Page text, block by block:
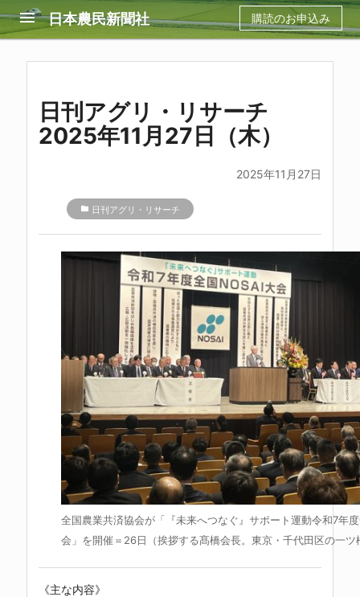
menu 日本農民新聞社 購読のお申込み
日刊アグリ・リサーチ
2025年11月27日（木）
2025年11月27日
folder 日刊アグリ・リサーチ
全国農業共済協会が「『未来へつなぐ』サポート運動令和7年
会」を開催＝26日（挨拶する髙橋会長。東京・千代田区の一ツ
《主な内容》